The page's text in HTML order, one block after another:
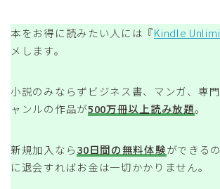
本をお得に読みたい人には『Kindle
メします。
小説のみならずビジネス書、マンガ、専
ャンルの作品が500万冊以上読み放題。
新規加入なら30日間の無料体験ができる
に退会すればお金は一切かかりません。